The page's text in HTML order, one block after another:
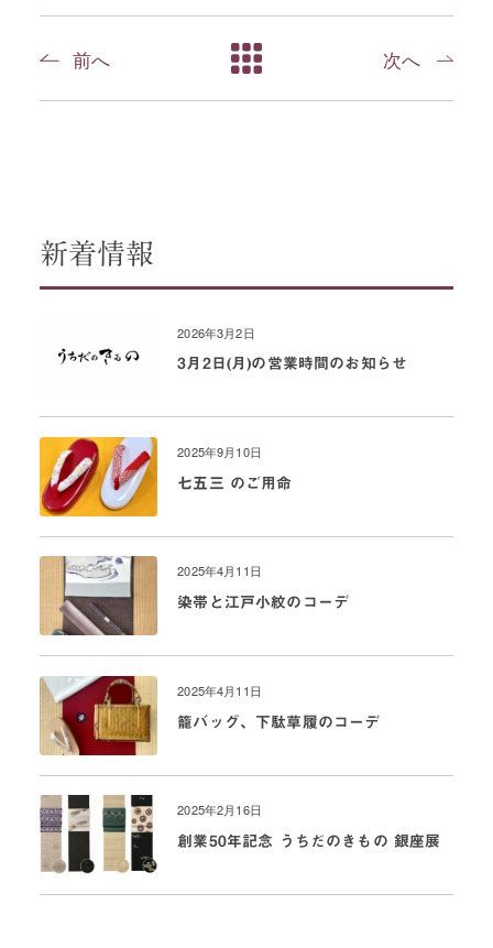
前へ 次へ
新着情報
2026年3月2日
3月2日(月)の営業時間のお知らせ
2025年9月10日
七五三 のご用命
2025年4月11日
染帯と江戸小紋のコーデ
2025年4月11日
籠バッグ、下駄草履のコーデ
2025年2月16日
創業50年記念 うちだのきもの 銀座展